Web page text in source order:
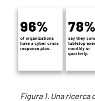
Figura 1. Una ricerca